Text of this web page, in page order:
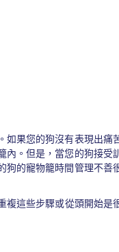
果您的狗沒有表現出痛
。但是，當您的狗接受
的寵物籠時間管理不善
複這些步驟或從頭開始